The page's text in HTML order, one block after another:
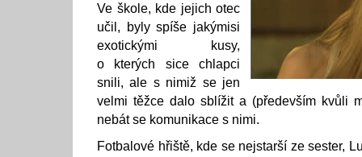
Ve škole, kde jejich otec
učil, byly spíše jakýmisi
exotickými kusy,
o kterých sice chlapci
snili, ale s nimiž se jen
velmi těžce dalo sblížit a (především kvůli
nebát se komunikace s nimi.
Fotbalové hřiště, kde se nejstarší ze sester,